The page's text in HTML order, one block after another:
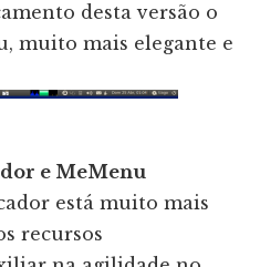
desta versão o
muito mais elegante e
e MeMenu
está muito mais
recursos